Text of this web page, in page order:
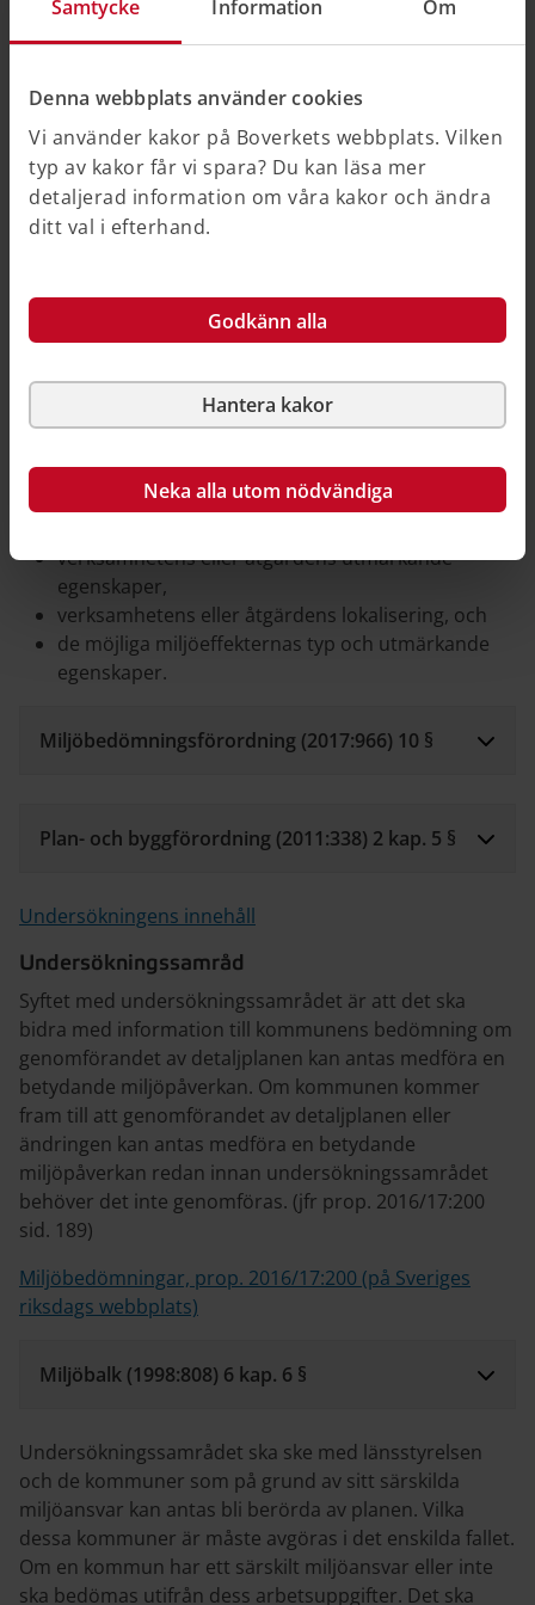
Samtycke Information Om
Denna webbplats använder cookies
Vi använder kakor på Boverkets webbplats. Vilken
typ av kakor får vi spara? Du kan läsa mer
detaljerad information om våra kakor och ändra
ditt val i efterhand.
Godkänn alla
Hantera kakor
Neka alla utom nödvändiga
en skidbacke, skidlift eller linbana med tillhörande
anläggningar,
ett hotellkomplex eller en fritidsby med tillhörande
anläggningar, utanför sammanhållen bebyggelse,
en campingplats,
en nöjespark,
en djurpark,
en spårväg, eller
Plan- och bygglag (2010:900) 4 kap. 34 §
Plan- och bygglag (2010:900) 5 kap. 11 a §
I dessa fall ska undersökningen även ta hänsyn till:
verksamhetens eller åtgärdens utmärkande
egenskaper,
verksamhetens eller åtgärdens lokalisering, och
de möjliga miljöeffekternas typ och utmärkande
egenskaper.
Miljöbedömningsförordning (2017:966) 10 §
Plan- och byggförordning (2011:338) 2 kap. 5 §
Undersökningens innehåll
Undersökningssamråd
Syftet med undersökningssamrådet är att det ska
bidra med information till kommunens bedömning om
genomförandet av detaljplanen kan antas medföra en
betydande miljöpåverkan. Om kommunen kommer
fram till att genomförandet av detaljplanen eller
ändringen kan antas medföra en betydande
miljöpåverkan redan innan undersökningssamrådet
behöver det inte genomföras. (jfr prop. 2016/17:200
sid. 189)
Miljöbedömningar, prop. 2016/17:200 (på Sveriges
riksdags webbplats)
Miljöbalk (1998:808) 6 kap. 6 §
Undersökningssamrådet ska ske med länsstyrelsen
och de kommuner som på grund av sitt särskilda
miljöansvar kan antas bli berörda av planen. Vilka
dessa kommuner är måste avgöras i det enskilda fallet.
Om en kommun har ett särskilt miljöansvar eller inte
ska bedömas utifrån dess arbetsuppgifter. Det ska